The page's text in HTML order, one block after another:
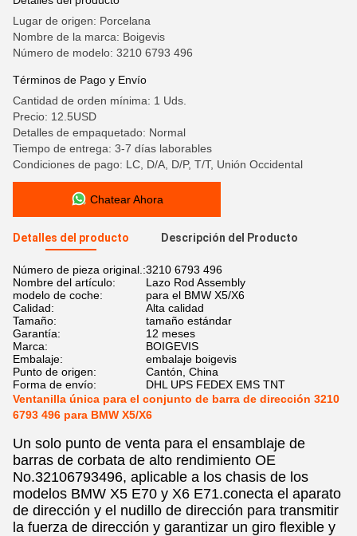
Lugar de origen: Porcelana
Nombre de la marca: Boigevis
Número de modelo: 3210 6793 496
Términos de Pago y Envío
Cantidad de orden mínima: 1 Uds.
Precio: 12.5USD
Detalles de empaquetado: Normal
Tiempo de entrega: 3-7 días laborables
Condiciones de pago: LC, D/A, D/P, T/T, Unión Occidental
Chatear Ahora
Detalles del producto Descripción del Producto
Número de pieza original.:3210 6793 496
Nombre del artículo:
Lazo Rod Assembly
modelo de coche:
para el BMW X5/X6
Calidad:
Alta calidad
Tamaño:
tamaño estándar
Garantía:
12 meses
Marca:
BOIGEVIS
Embalaje:
embalaje boigevis
Punto de origen:
Cantón, China
Forma de envío:
DHL UPS FEDEX EMS TNT
Ventanilla única para el conjunto de barra de dirección 3210
6793 496 para BMW X5/X6
Un solo punto de venta para el ensamblaje de
barras de corbata de alto rendimiento OE
No.32106793496, aplicable a los chasis de los
modelos BMW X5 E70 y X6 E71.conecta el aparato
de dirección y el nudillo de dirección para transmitir
la fuerza de dirección y garantizar un giro flexible y